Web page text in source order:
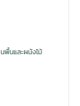
พื้นและผนังไม้